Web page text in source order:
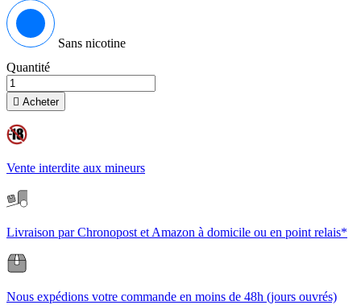
Sans nicotine
Quantité
 Acheter
Vente interdite aux mineurs
Livraison par Chronopost et Amazon à domicile ou en point relais*
Nous expédions votre commande en moins de 48h (jours ouvrés)